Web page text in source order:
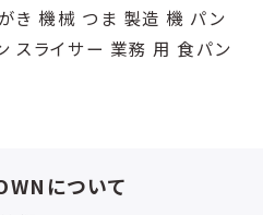
き 機械 つま 製造 機 パン
スライサー 業務 用 食パン
について